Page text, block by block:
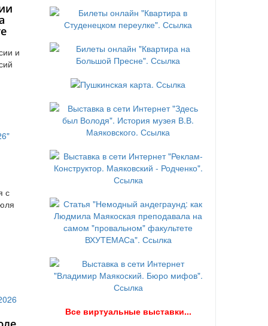
и
с
Все виртуальные выставки...